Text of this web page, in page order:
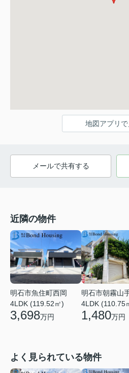
地図アプリで
メールで共有する
近隣の物件
明石市魚住町西岡
4LDK (119.52㎡)
3,698万円
明石市朝霧山
4LDK (110.75
1,480万円
よく見られている物件